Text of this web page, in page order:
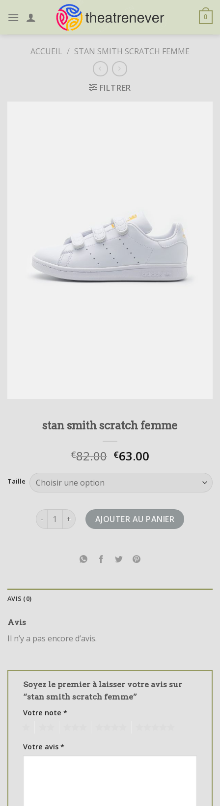
0
ACCUEIL / STAN SMITH SCRATCH FEMME
FILTRER
stan smith scratch femme
€82.00 €63.00
Taille
quantité de stan smith scratch femme
AJOUTER AU PANIER
AVIS (0)
Avis
Il n’y a pas encore d’avis.
Soyez le premier à laisser votre avis sur
“stan smith scratch femme”
Votre note *
Votre avis *